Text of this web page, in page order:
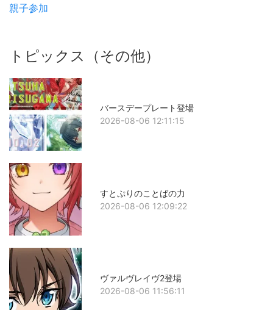
親子参加
トピックス（その他）
バースデープレート登場
2026-08-06 12:11:15
すとぷりのことばの力
2026-08-06 12:09:22
ヴァルヴレイヴ2登場
2026-08-06 11:56:11